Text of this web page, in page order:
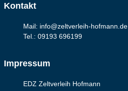
Kontakt
Mail: info@zeltverleih-hofmann.de
Tel.: 09193 696199
Impressum
EDZ Zeltverleih Hofmann